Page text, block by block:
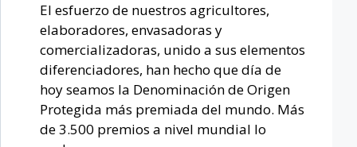
El esfuerzo de nuestros agricultores,
elaboradores, envasadoras y
comercializadoras, unido a sus elementos
diferenciadores, han hecho que día de
hoy seamos la Denominación de Origen
Protegida más premiada del mundo. Más
de 3.500 premios a nivel mundial lo